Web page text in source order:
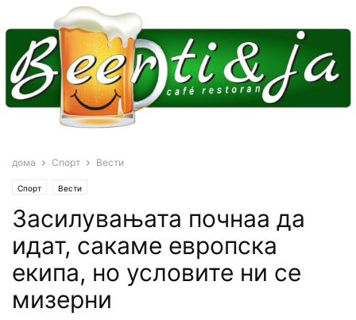
дома Спорт Вести
Спорт Вести
Засилувањата почнаа да
идат, сакаме европска
екипа, но условите ни се
мизерни